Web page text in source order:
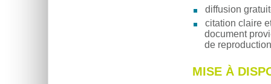
diffusion
citation claire
document
de
MISE À